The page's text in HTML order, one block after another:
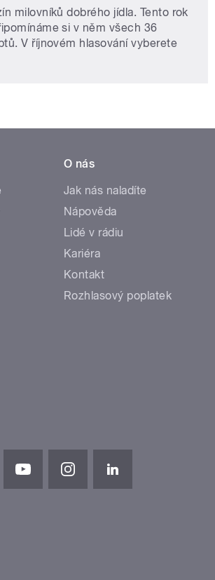
milovníků dobrého jídla. Tento rok
si v něm všech 36
V říjnovém hlasování vyberete
O nás
Jak nás naladíte
Nápověda
Lidé v rádiu
Kariéra
Kontakt
Rozhlasový poplatek